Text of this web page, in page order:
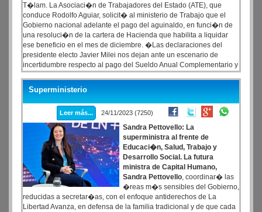
T�lam. La Asociaci�n de Trabajadores del Estado (ATE), que
conduce Rodolfo Aguiar, solicit� al ministerio de Trabajo que el
Gobierno nacional adelante el pago del aguinaldo, en funci�n de
una resoluci�n de la cartera de Hacienda que habilita a liquidar
ese beneficio en el mes de diciembre. �Las declaraciones del
presidente electo Javier Milei nos dejan ante un escenario de
incertidumbre respecto al pago del Sueldo Anual Complementario y
por eso buscamos transmitir tranquilidad y certidumbre a los
trabajadores�, se�al� Aguiar en un comunicado de prensa
difundido esta ma�ana.
Superministerio
Leer más... 24/11/2023 (7250)
Sandra Pettovello: La
superministra al frente de
Educaci�n, Salud, Trabajo y
Desarrollo Social. La futura
ministra de Capital Humano,
Sandra Pettovello, coordinar� las
�reas m�s sensibles del Gobierno,
reducidas a secretar�as, con el enfoque antiderechos de La
Libertad Avanza, en defensa de la familia tradicional y de que cada